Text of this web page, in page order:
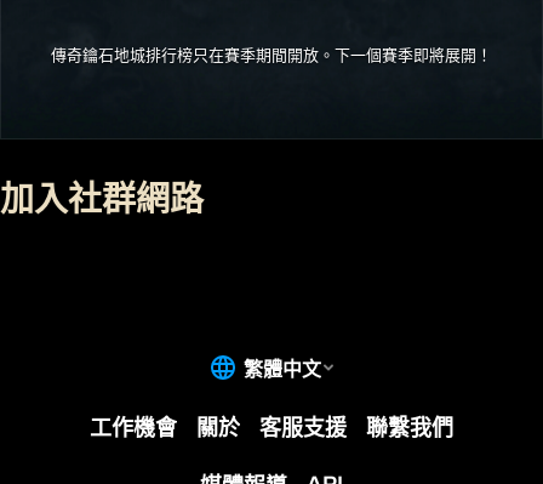
傳奇鑰石地城排行榜只在賽季期間開放。下一個賽季即將展開！
加入社群網路